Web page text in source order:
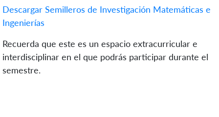
Descargar Semilleros de Investigación Matemáticas e
Ingenierías
Recuerda que este es un espacio extracurricular e
interdisciplinar en el que podrás participar durante el
semestre.